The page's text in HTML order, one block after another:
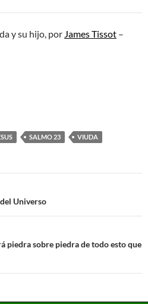
y su hijo, por James Tissot –
SALMO 23 VIUDA
Universo
piedra sobre piedra de todo esto que